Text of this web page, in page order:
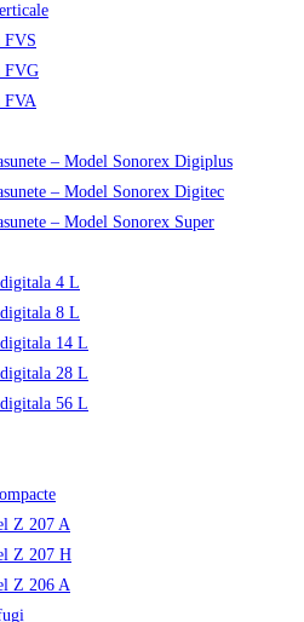
FVS
FVG
FVA
– Model Sonorex Digiplus
– Model Sonorex Digitec
– Model Sonorex Super
4 L
8 L
14 L
28 L
56 L
Z 207 A
Z 207 H
Z 206 A